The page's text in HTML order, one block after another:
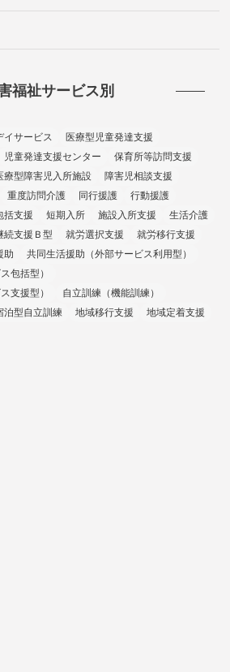
福祉サービス別
イサービス
医療型児童発達支援
児童発達支援センター
保育所等訪問支援
療型障害児入所施設
障害児相談支援
重度訪問介護 同行援護
行動援護
括支援 短期入所 施設入所支援
生活介護
続支援Ｂ型 就労選択支援
就労移行支援
助
共同生活援助（外部サービス利用型）
包括型）
支援型）
自立訓練（機能訓練）
泊型自立訓練 地域移行支援 地域定着支援